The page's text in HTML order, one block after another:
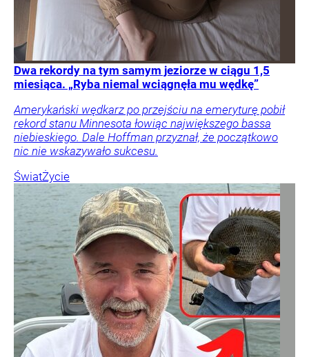
Dwa rekordy na tym samym jeziorze w ciągu 1,5
miesiąca. „Ryba niemal wciągnęła mu wędkę”
Amerykański wędkarz po przejściu na emeryturę pobił
rekord stanu Minnesota łowiąc największego bassa
niebieskiego. Dale Hoffman przyznał, że początkowo
nic nie wskazywało sukcesu.
ŚwiatŻycie